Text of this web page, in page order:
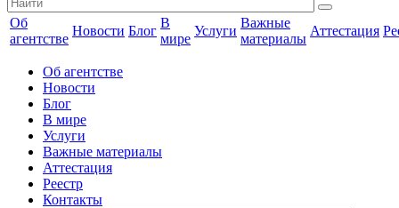
Об
агентстве
Новости Блог
В
мире
Услуги
Важные
материалы
Аттестация
Об агентстве
Новости
Блог
В мире
Услуги
Важные материалы
Аттестация
Реестр
Контакты